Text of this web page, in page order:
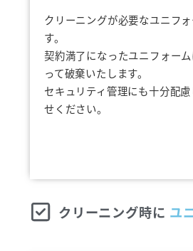
クリーニングが必要なユニフ
す。
契約満了になったユニフォー
って破棄いたします。
セキュリティ管理にも十分配
せください。
クリーニング時に ユ